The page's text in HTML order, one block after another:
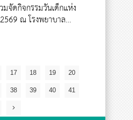
จัดกิจกรรมวันเด็กแห่ง
ยาบาล
17 18 19 20
38 39 40 41